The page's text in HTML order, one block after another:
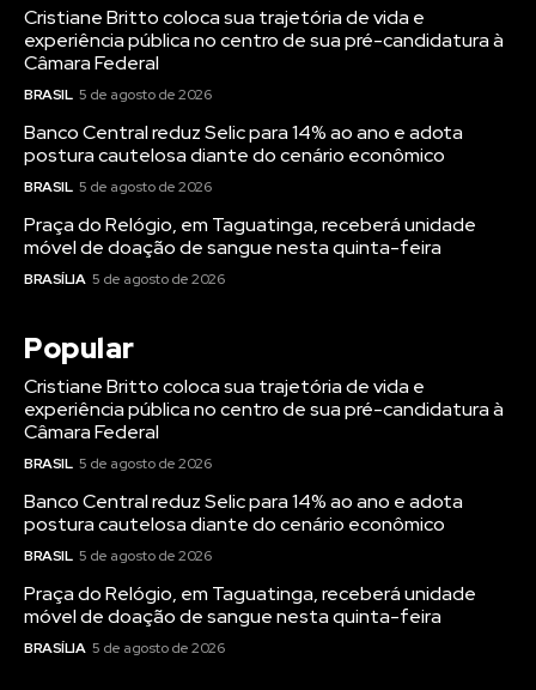
Cristiane Britto coloca sua trajetória de vida e
experiência pública no centro de sua pré-candidatura à
Câmara Federal
BRASIL 5 de agosto de 2026
Banco Central reduz Selic para 14% ao ano e adota
postura cautelosa diante do cenário econômico
BRASIL 5 de agosto de 2026
Praça do Relógio, em Taguatinga, receberá unidade
móvel de doação de sangue nesta quinta-feira
BRASÍLIA 5 de agosto de 2026
Popular
Cristiane Britto coloca sua trajetória de vida e
experiência pública no centro de sua pré-candidatura à
Câmara Federal
BRASIL 5 de agosto de 2026
Banco Central reduz Selic para 14% ao ano e adota
postura cautelosa diante do cenário econômico
BRASIL 5 de agosto de 2026
Praça do Relógio, em Taguatinga, receberá unidade
móvel de doação de sangue nesta quinta-feira
BRASÍLIA 5 de agosto de 2026